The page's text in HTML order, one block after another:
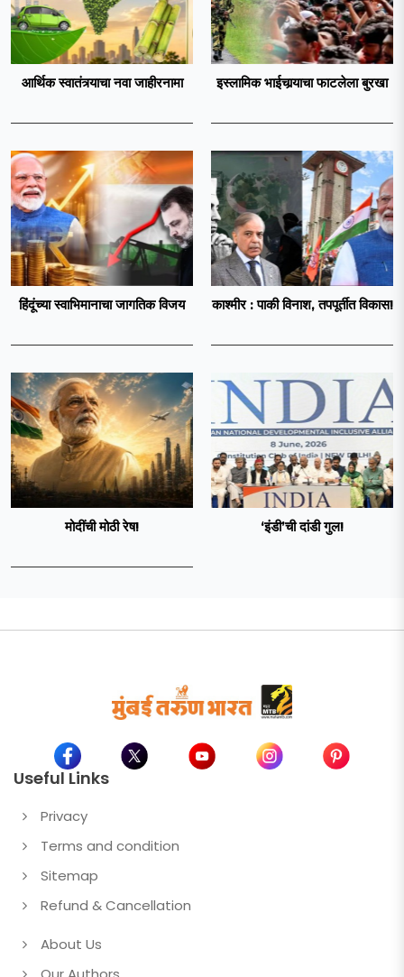
आर्थिक स्वातंत्र्याचा नवा जाहीरनामा इस्लामिक भाईचार्‍याचा फाटलेला बुरखा
हिंदूंच्या स्वाभिमानाचा जागतिक विजय काश्मीर : पाकी विनाश, तपपूर्तीत विकास!
मोदींची मोठी रेष! ‘इंडी‌’ची दांडी गुल!
Useful Links
Privacy
Terms and condition
Sitemap
Refund & Cancellation
About Us